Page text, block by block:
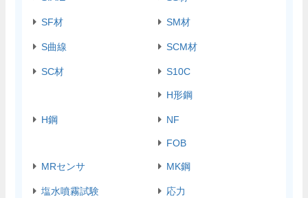
SF材 SM材
S曲線 SCM材
SC材 S10C
H形鋼
H鋼 NF
FOB
MRセンサ MK鋼
塩水噴霧試験 応力